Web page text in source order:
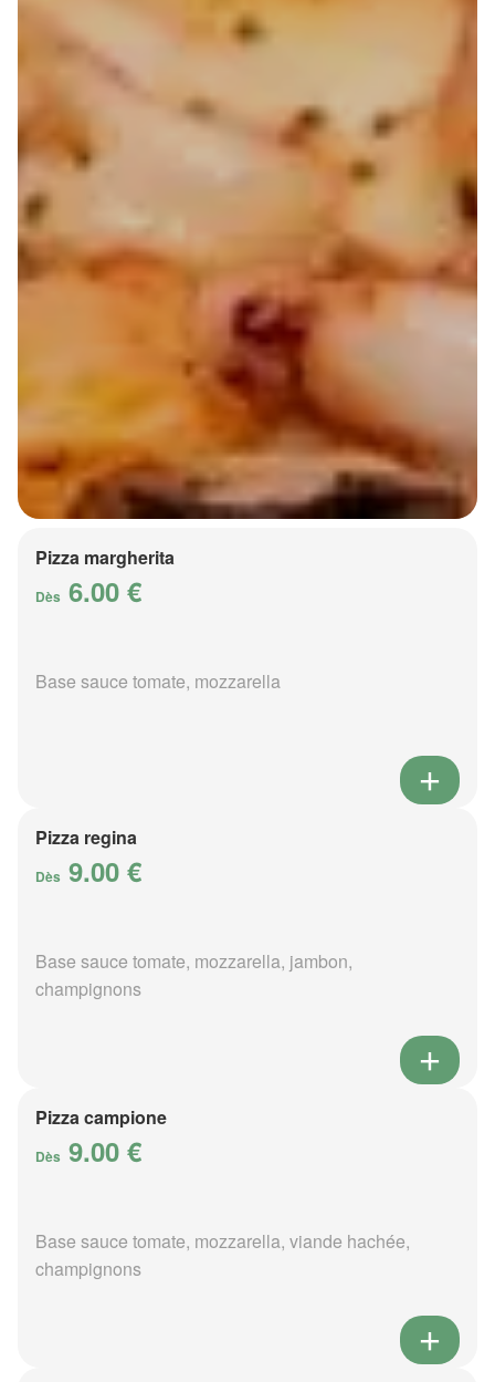
Pizza margherita
Dès 6.00 €
Base sauce tomate, mozzarella
Pizza regina
Dès 9.00 €
Base sauce tomate, mozzarella, jambon,
champignons
Pizza campione
Dès 9.00 €
Base sauce tomate, mozzarella, viande hachée,
champignons